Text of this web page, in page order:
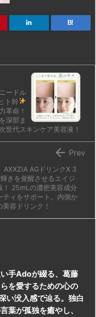
dr
o
B!
ードル
ト幹
革命！
深部ま
世代スキンケア美容液！
AXXZIA AGドリンクX 3
きを覚醒させるエイジ
！ 25mLの濃密美容成分
ティをサポート。内側か
容ドリンク！
 Prev
手Adoが綴る、葛藤
を愛するための心の
い没入感で辿る。独白
葉が孤独を癒やし、